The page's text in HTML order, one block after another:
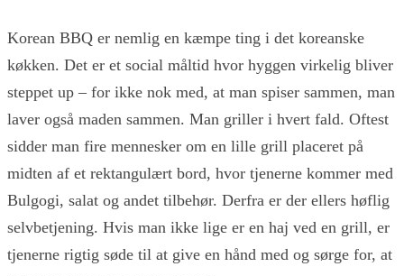
Korean BBQ er nemlig en kæmpe ting i det koreanske
køkken. Det er et social måltid hvor hyggen virkelig bliver
steppet up – for ikke nok med, at man spiser sammen, man
laver også maden sammen. Man griller i hvert fald. Oftest
sidder man fire mennesker om en lille grill placeret på
midten af et rektangulært bord, hvor tjenerne kommer med
Bulgogi, salat og andet tilbehør. Derfra er der ellers høflig
selvbetjening. Hvis man ikke lige er en haj ved en grill, er
tjenerne rigtig søde til at give en hånd med og sørge for, at